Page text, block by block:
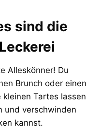
sind die
Alleskönner! Du
Brunch oder einen
Tartes lassen
und verschwinden
kannst.